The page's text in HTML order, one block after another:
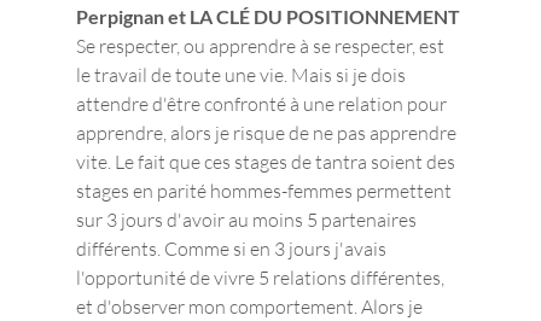
Perpignan et LA CLÉ DU POSITIONNEMENT
Se respecter, ou apprendre à se respecter, est
le travail de toute une vie. Mais si je dois
attendre d'être confronté à une relation pour
apprendre, alors je risque de ne pas apprendre
vite. Le fait que ces stages de tantra soient des
stages en parité hommes-femmes permettent
sur 3 jours d'avoir au moins 5 partenaires
différents. Comme si en 3 jours j'avais
l'opportunité de vivre 5 relations différentes,
et d'observer mon comportement. Alors je